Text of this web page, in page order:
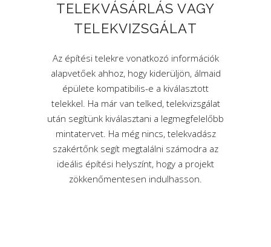
TELEKVÁSÁRLÁS VAGY
TELEKVIZSGÁLAT
Az építési telekre vonatkozó információk
alapvetőek ahhoz, hogy kiderüljön, álmaid
épülete kompatibilis-e a kiválasztott
telekkel. Ha már van telked, telekvizsgálat
után segítünk kiválasztani a legmegfelelőbb
mintatervet. Ha még nincs, telekvadász
szakértőnk segít megtalálni számodra az
ideális építési helyszínt, hogy a projekt
zökkenőmentesen indulhasson.